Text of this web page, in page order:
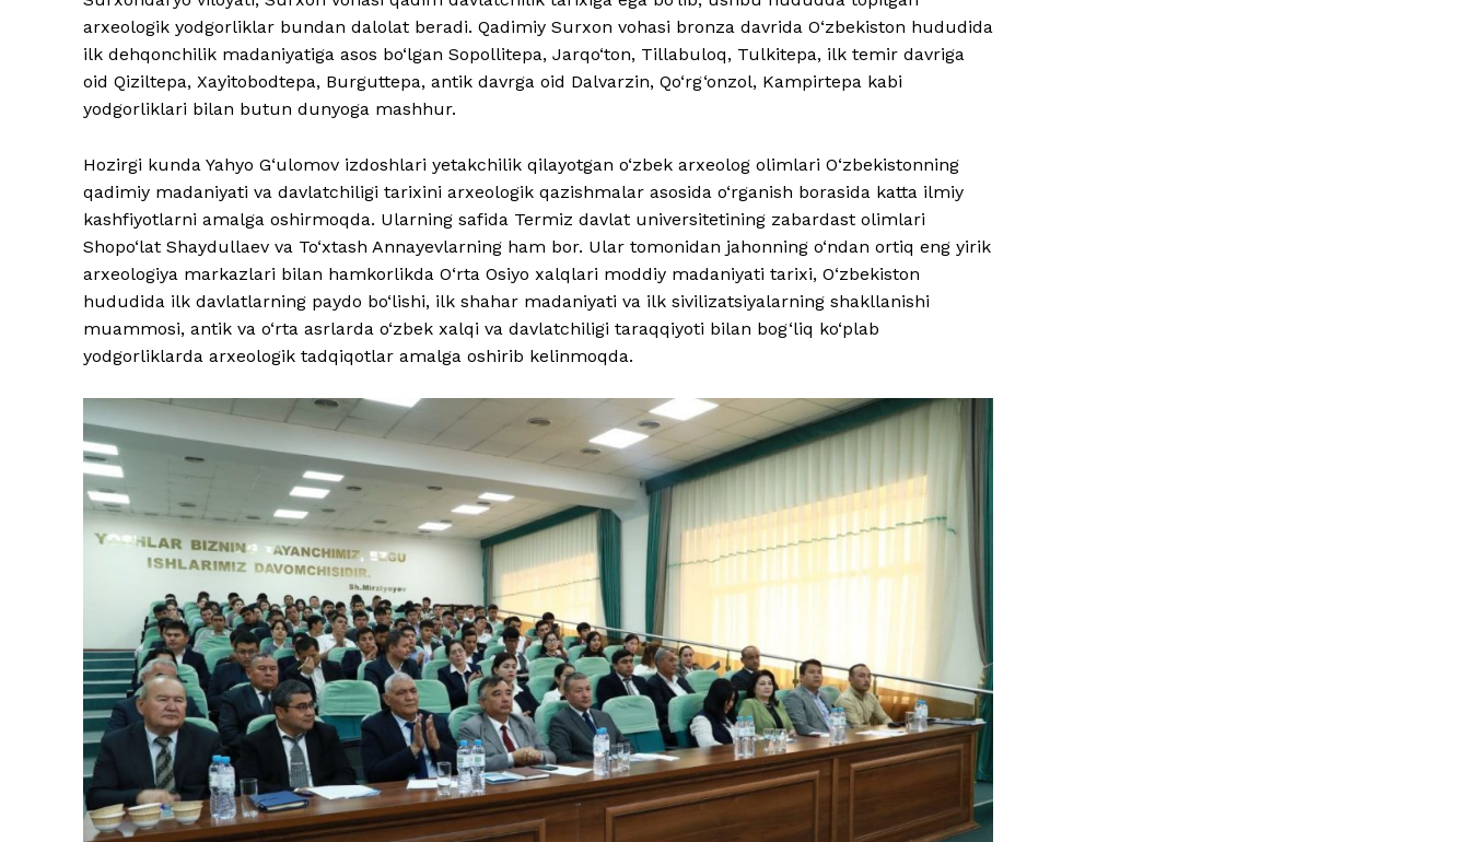
arxeologik yodgorliklar bundan dalolat beradi. Qadimiy Surxon vohasi bronza davrida O‘zbekiston hududida
ilk dehqonchilik madaniyatiga asos bo‘lgan Sopollitepa, Jarqo‘ton, Tillabuloq, Tulkitepa, ilk temir davriga
oid Qiziltepa, Xayitobodtepa, Burguttepa, antik davrga oid Dalvarzin, Qo‘rg‘onzol, Kampirtepa kabi
yodgorliklari bilan butun dunyoga mashhur.
Hozirgi kunda Yahyo G‘ulomov izdoshlari yetakchilik qilayotgan o‘zbek arxeolog olimlari O‘zbekistonning
qadimiy madaniyati va davlatchiligi tarixini arxeologik qazishmalar asosida o‘rganish borasida katta ilmiy
kashfiyotlarni amalga oshirmoqda. Ularning safida Termiz davlat universitetining zabardast olimlari
Shopo‘lat Shaydullaev va To‘xtash Annayevlarning ham bor. Ular tomonidan jahonning o‘ndan ortiq eng yirik
arxeologiya markazlari bilan hamkorlikda O‘rta Osiyo xalqlari moddiy madaniyati tarixi, O‘zbekiston
hududida ilk davlatlarning paydo bo‘lishi, ilk shahar madaniyati va ilk sivilizatsiyalarning shakllanishi
muammosi, antik va o‘rta asrlarda o‘zbek xalqi va davlatchiligi taraqqiyoti bilan bog‘liq ko‘plab
yodgorliklarda arxeologik tadqiqotlar amalga oshirib kelinmoqda.